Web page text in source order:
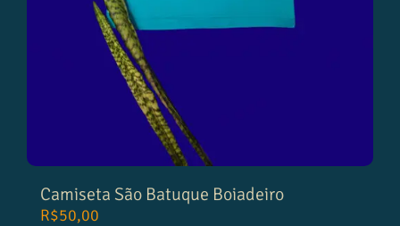
Camiseta São Batuque Boiadeiro
R$50,00